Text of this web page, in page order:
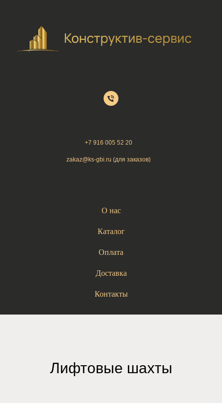
+7 916 005 52 20
zakaz@ks-gbi.ru (для заказов)
О нас
Каталог
Оплата
Доставка
Контакты
Лифтовые шахты